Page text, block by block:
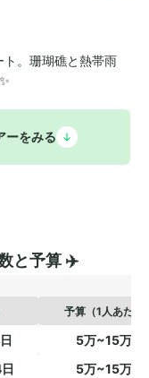
。珊瑚礁と熱帯雨
ーをみる
と予算 ✈️
予算（1人あたり
5万~15万円
5万~15万円